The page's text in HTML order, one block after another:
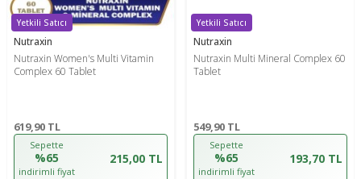
Yetkili Satıcı
Nutraxin
Nutraxin Women's Multi Vitamin
Complex 60 Tablet
619,90 TL
Sepette
%65
indirimli fiyat
215,00 TL
Yetkili Satıcı
Nutraxin
Nutraxin Multi Mineral Complex 60
Tablet
549,90 TL
Sepette
%65
indirimli fiyat
193,70 TL